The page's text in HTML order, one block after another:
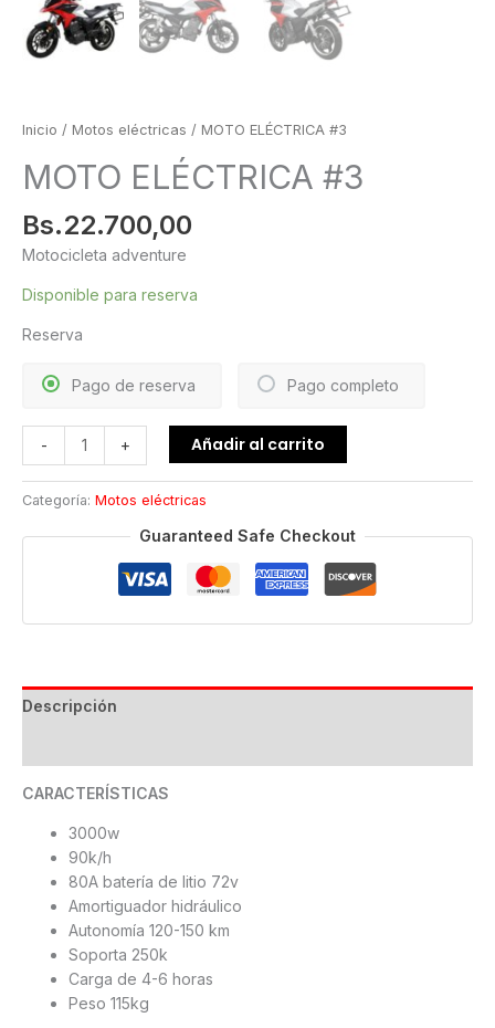
Inicio / Motos eléctricas / MOTO ELÉCTRICA #3
MOTO ELÉCTRICA #3
Bs.22.700,00
Motocicleta adventure
Disponible para reserva
Reserva
Pago completo
Pago de reserva
-
ELÉCTRICA
#3
cantidad
+ Añadir al carrito
Categoría: Motos eléctricas
Guaranteed Safe Checkout
Descripción
CARACTERÍSTICAS
3000w
90k/h
80A batería de litio 72v
Amortiguador hidráulico
Autonomía 120-150 km
Soporta 250k
Carga de 4-6 horas
Peso 115kg